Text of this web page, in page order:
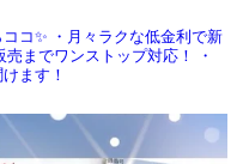
コ✨ ・月々ラクな低金利で新
売までワンストップ対応！
・
ます！